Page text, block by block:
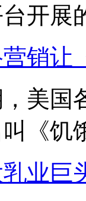
开展
营销让
美国
《饥
业巨